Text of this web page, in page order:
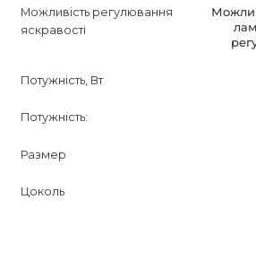
Можливість регулювання
яскравості
Потужність, Вт
Потужність:
Размер
Цоколь